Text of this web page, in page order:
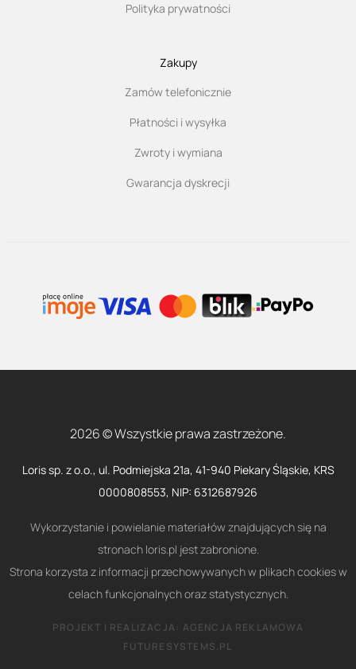
Polityka prywatności
Zakupy
Zamów telefonicznie
Płatności i wysyłka
Zwroty i wymiana
Gwarancja dyskrecji
2026 © Wszystkie prawa zastrzeżone.
Loris sp. z o.o., ul. Podmiejska 21a, 41-940 Piekary Śląskie, KRS
0000808553, NIP: 6312687926
Wykorzystanie i powielanie materiałów znajdujących się na
stronach loris.pl jest zabronione.
Strona korzysta z informacji przechowywanych w plikach cookies w
celach funkcjonalnych oraz statystycznych.
PROJEKT I REALIZACJA: AGENCJA REKLAMOWA
FUTURESYSTEMS.PL